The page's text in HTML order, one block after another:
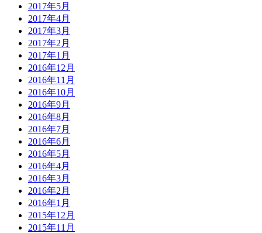
2017年5月
2017年4月
2017年3月
2017年2月
2017年1月
2016年12月
2016年11月
2016年10月
2016年9月
2016年8月
2016年7月
2016年6月
2016年5月
2016年4月
2016年3月
2016年2月
2016年1月
2015年12月
2015年11月